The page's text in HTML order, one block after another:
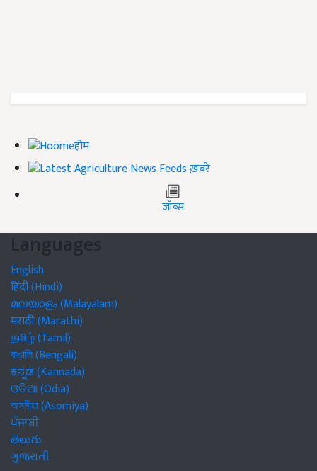
होम
ख़बरें
जॉब्स
Languages
English
हिंदी (Hindi)
മലയാളം (Malayalam)
मराठी (Marathi)
தமிழ் (Tamil)
বাঙালি (Bengali)
ಕನ್ನಡ (Kannada)
ଓଡିଆ (Odia)
অসমীয়া (Asomiya)
ਪੰਜਾਬੀ
తెలుగు
ગુજરાતી